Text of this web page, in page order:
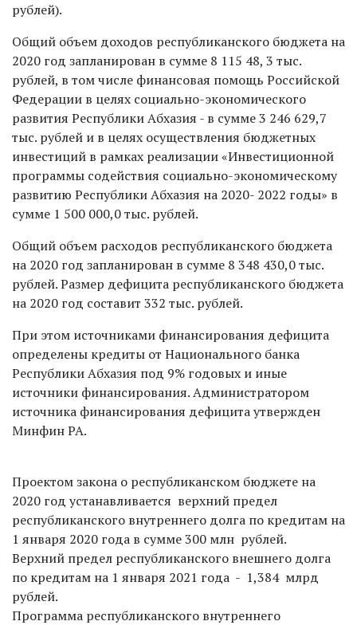
рублей).
Общий объем доходов республиканского бюджета на
2020 год запланирован в сумме 8 115 48, 3 тыс.
рублей, в том числе финансовая помощь Российской
Федерации в целях социально-экономического
развития Республики Абхазия - в сумме 3 246 629,7
тыс. рублей и в целях осуществления бюджетных
инвестиций в рамках реализации «Инвестиционной
программы содействия социально-экономическому
развитию Республики Абхазия на 2020- 2022 годы» в
сумме 1 500 000,0 тыс. рублей.
Общий объем расходов республиканского бюджета
на 2020 год запланирован в сумме 8 348 430,0 тыс.
рублей. Размер дефицита республиканского бюджета
на 2020 год составит 332 тыс. рублей.
При этом источниками финансирования дефицита
определены кредиты от Национального банка
Республики Абхазия под 9% годовых и иные
источники финансирования. Администратором
источника финансирования дефицита утвержден
Минфин РА.
Проектом закона о республиканском бюджете на
2020 год устанавливается верхний предел
республиканского внутреннего долга по кредитам на
1 января 2020 года в сумме 300 млн рублей.
Верхний предел республиканского внешнего долга
по кредитам на 1 января 2021 года - 1,384 млрд
рублей.
Программа республиканского внутреннего